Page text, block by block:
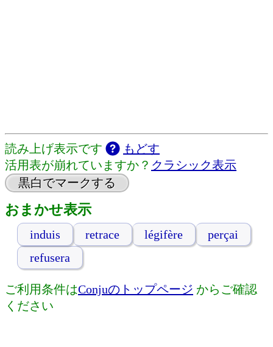
読み上げ表示です
もどす
活用表が崩れていますか？ クラシック表示
黒白でマークする
おまかせ表示
induis retrace légifère
perçai
refusera
ご利用条件はConjuのトップページ からご確認
ください